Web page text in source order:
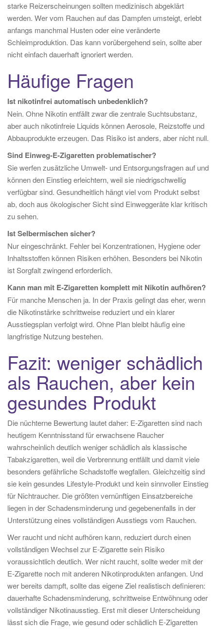
starke Reizerscheinungen sollten medizinisch abgeklärt
werden. Wer vom Rauchen auf das Dampfen umsteigt, erlebt
anfangs manchmal Husten oder eine veränderte
Schleimproduktion. Das kann vorübergehend sein, sollte aber
nicht einfach dauerhaft ignoriert werden.
Häufige Fragen
Ist nikotinfrei automatisch unbedenklich?
Nein. Ohne Nikotin entfällt zwar die zentrale Suchtsubstanz,
aber auch nikotinfreie Liquids können Aerosole, Reizstoffe und
Abbauprodukte erzeugen. Das Risiko ist anders, aber nicht null.
Sind Einweg-E-Zigaretten problematischer?
Sie werfen zusätzliche Umwelt- und Entsorgungsfragen auf und
können den Einstieg erleichtern, weil sie niedrigschwellig
verfügbar sind. Gesundheitlich hängt viel vom Produkt selbst
ab, doch aus ökologischer Sicht sind Einweggeräte klar kritisch
zu sehen.
Ist Selbermischen sicher?
Nur eingeschränkt. Fehler bei Konzentrationen, Hygiene oder
Inhaltsstoffen können Risiken erhöhen. Besonders bei Nikotin
ist Sorgfalt zwingend erforderlich.
Kann man mit E-Zigaretten komplett mit Nikotin aufhören?
Für manche Menschen ja. In der Praxis gelingt das eher, wenn
die Nikotinstärke schrittweise reduziert und ein klarer
Ausstiegsplan verfolgt wird. Ohne Plan bleibt häufig eine
langfristige Nutzung bestehen.
Fazit: weniger schädlich
als Rauchen, aber kein
gesundes Produkt
Die nüchterne Bewertung lautet daher: E-Zigaretten sind nach
heutigem Kenntnisstand für erwachsene Raucher
wahrscheinlich deutlich weniger schädlich als klassische
Tabakzigaretten, weil die Verbrennung entfällt und damit viele
besonders gefährliche Schadstoffe wegfallen. Gleichzeitig sind
sie kein gesundes Lifestyle-Produkt und kein sinnvoller Einstieg
für Nichtraucher. Die größten vernünftigen Einsatzbereiche
liegen in der Schadensminderung und gegebenenfalls in der
Unterstützung eines vollständigen Ausstiegs vom Rauchen.
Wer raucht und nicht aufhören kann, reduziert durch einen
vollständigen Wechsel zur E-Zigarette sein Risiko
voraussichtlich deutlich. Wer nicht raucht, sollte weder mit der
E-Zigarette noch mit anderen Nikotinprodukten anfangen. Und
wer bereits dampft, sollte das eigene Ziel realistisch definieren:
dauerhafte Schadensminderung, schrittweise Entwöhnung oder
vollständiger Nikotinausstieg. Erst mit dieser Unterscheidung
lässt sich die Frage, wie gesund oder schädlich E-Zigaretten